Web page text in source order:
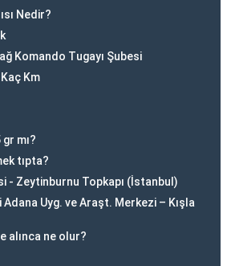
Nedir?
Komando Tugayı Şubesi
Km
mı?
tıpta?
- Zeytinburnu Topkapı (İstanbul)
Uyg. ve Araşt. Merkezi – Kışla
alınca ne olur?